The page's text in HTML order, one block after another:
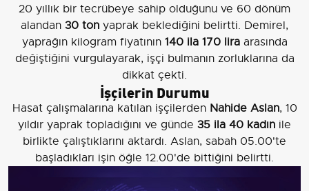
20 yıllık bir tecrübeye sahip olduğunu ve 60 dönüm
alandan 30 ton yaprak beklediğini belirtti. Demirel,
yaprağın kilogram fiyatının 140 ila 170 liraarasında
değiştiğini vurgulayarak, işçi bulmanın zorluklarına da
dikkat çekti.
İşçilerin Durumu
Hasat çalışmalarına katılan işçilerden Nahide Aslan, 10
yıldır yaprak topladığını ve günde 35 ila 40 kadın ile
birlikte çalıştıklarını aktardı. Aslan, sabah 05.00'te
başladıkları işin öğle 12.00'de bittiğini belirtti.